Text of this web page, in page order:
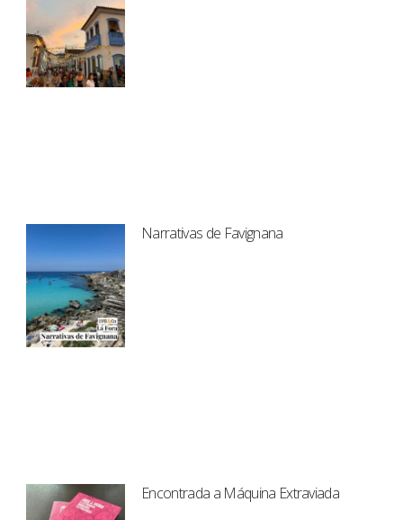
Narrativas de Favignana
Encontrada a Máquina Extraviada